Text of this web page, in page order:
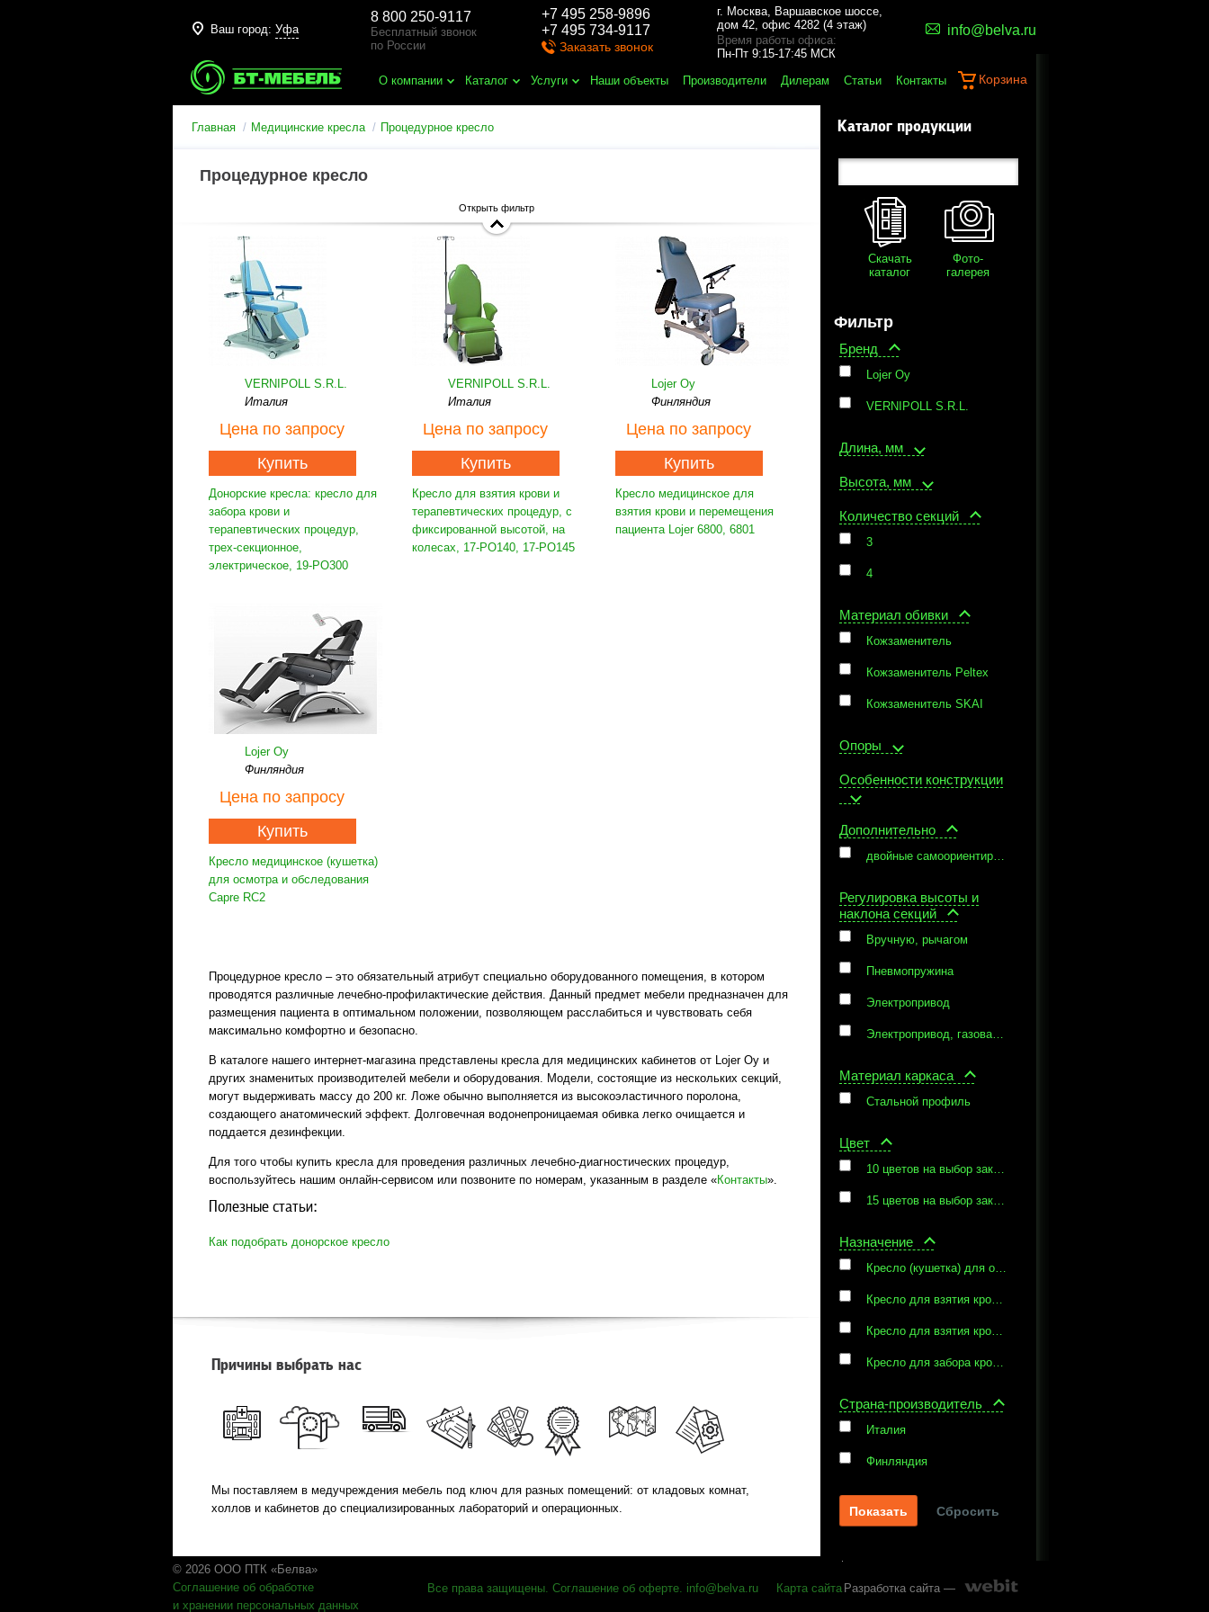
Ваш город: Уфа
8 800 250-9117
Бесплатный звонок
по России
+7 495 258-9896
+7 495 734-9117
Заказать звонок
г. Москва, Варшавское шоссе,
дом 42, офис 4282 (4 этаж)
Время работы офиса:
Пн-Пт 9:15-17:45 МСК
info@belva.ru
О компании Каталог Услуги Наши объекты Производители Дилерам Статьи Контакты Корзина
Главная Медицинские кресла Процедурное кресло
Процедурное кресло
Открыть фильтр
VERNIPOLL S.R.L.
Италия
Цена по запросу
Купить
Донорские кресла: кресло для
забора крови и
терапевтических процедур,
трех-секционное,
электрическое, 19-PO300
VERNIPOLL S.R.L.
Италия
Цена по запросу
Купить
Кресло для взятия крови и
терапевтических процедур, с
фиксированной высотой, на
колесах, 17-PO140, 17-PO145
Lojer Oy
Финляндия
Цена по запросу
Купить
Кресло медицинское для
взятия крови и перемещения
пациента Lojer 6800, 6801
Lojer Oy
Финляндия
Цена по запросу
Купить
Кресло медицинское (кушетка)
для осмотра и обследования
Capre RC2
Процедурное кресло – это обязательный атрибут специально оборудованного помещения, в котором
проводятся различные лечебно-профилактические действия. Данный предмет мебели предназначен для
размещения пациента в оптимальном положении, позволяющем расслабиться и чувствовать себя
максимально комфортно и безопасно.
В каталоге нашего интернет-магазина представлены кресла для медицинских кабинетов от Lojer Oy и
других знаменитых производителей мебели и оборудования. Модели, состоящие из нескольких секций,
могут выдерживать массу до 200 кг. Ложе обычно выполняется из высокоэластичного поролона,
создающего анатомический эффект. Долговечная водонепроницаемая обивка легко очищается и
поддается дезинфекции.
Для того чтобы купить кресла для проведения различных лечебно-диагностических процедур,
воспользуйтесь нашим онлайн-сервисом или позвоните по номерам, указанным в разделе «Контакты».
Полезные статьи:
Как подобрать донорское кресло
Причины выбрать нас
Мы поставляем в медучреждения мебель под ключ для разных помещений: от кладовых комнат,
холлов и кабинетов до специализированных лабораторий и операционных.
Каталог продукции
Скачать
каталог
Фото-
галерея
Фильтр
Бренд
Lojer Oy
VERNIPOLL S.R.L.
Длина, мм
Высота, мм
Количество секций
3
4
Материал обивки
Кожзаменитель
Кожзаменитель Peltex
Кожзаменитель SKAI
Опоры
Особенности конструкции
Дополнительно
двойные самоориентирующиеся колеса диам 100 мм. с тормозом на 2 колеса, держатель бумаги, инфузионная стойка с двумя крючками, полочка для хирургических инструментов с держателем, аккумуляторная батарея
Регулировка высоты и
наклона секций
Вручную, рычагом
Пневмопружина
Электропривод
Электропривод, газовая пружина
Материал каркаса
Стальной профиль
Цвет
10 цветов на выбор заказчика
15 цветов на выбор заказчика
Назначение
Кресло (кушетка) для осмотра и обследования
Кресло для взятия крови и перемещения пациента
Кресло для взятия крови и терапевтических процедур
Кресло для забора крови и терапевтических процедур, донорское
Страна-производитель
Италия
Финляндия
Сбросить
© 2026 ООО ПТК «Белва»
Соглашение об обработке
и хранении персональных данных
Все права защищены. Соглашение об оферте. info@belva.ru Карта сайта Разработка сайта —